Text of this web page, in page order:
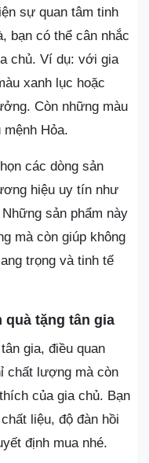
sự quan tâm tinh
bạn có thể cân nhắc
chủ. Ví dụ: với gia
xanh lục hoặc
Còn những màu
Hỏa​.
các dòng sản
hiệu uy tín như
sản phẩm này
mà còn giúp không
trọng và tinh tế
quà tặng tân gia
gia, điều quan
chất lượng mà còn
của gia chủ. Bạn
liệu, độ đàn hồi
định mua nhé.